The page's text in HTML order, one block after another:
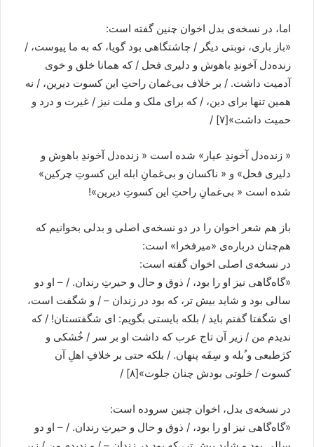
اما، در نسخه‌ی بدل اخوان چنين گفته است:
«باز باری، نوبتی ديگر / چاشتگاهی بود گويا، که به ما پيوست، /
زنده‌دل آخوندِ باهوش و دليری فحل / که همانا خلق و خوی
آدميت داشت. / بر خلاف بی‌غمان راحتِ اين کسوت ديرين، / نه
همين تنها برای دين، / که برای ملک و ملت نيز / غيرت و درد و
حميت داشت»[۷] /
« زنده‌دل آخوندِ عيار» شده است « زنده‌دل آخوندِ باهوش و
دليری فحل» و « ناکسان و بی‌غمانِ ابله اين کسوتِ چرکين»
شده است « بی‌غمانِ راحتِ اين کسوتِ ديرين»!
باز هم شعر اخوان را در دو نسخه‌ی اصلی و بدلی بخوانيم که
هم‌چنان درباره‌ی «ميرفخرا» است:
در نسخه‌ی اصلی اخوان گفته است:
«گاه‌گاهی نيز او را بود، / ذوق و حال و حيرتِ رندان. / – او دو
سالی بود و شايد بيش تر، که بود در زندان – / و شگفت است،
ای شگفتا گفتم بايد / بلکه بايستی بگويم: ای شگفتستان! / که
نديدم من / زير آن تاج عرب که داشت او بر سر / خُشکی و
کژطبعی و ُبله و سِفَه پنهان. / بلکه حتی بر خلافِ اهلِ آن
کسوت / خلوتی بودش چنان جلوت»[۸] /
در نسخه‌ی بدل، اخوان چنين سروده است:
«گاه‌گاهی نيز او را بود، / ذوق و حال و حيرتِ رندان. / – او دو